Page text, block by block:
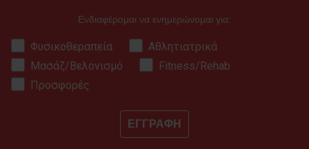
Ενδιαφέρομαι να ενημερώνομαι για:
Φυσικοθεραπεία
Αθλητιατρικά
Μασάζ/Βελονισμό
Fitness/Rehab
Προσφορές
ΕΓΓΡΑΦΗ